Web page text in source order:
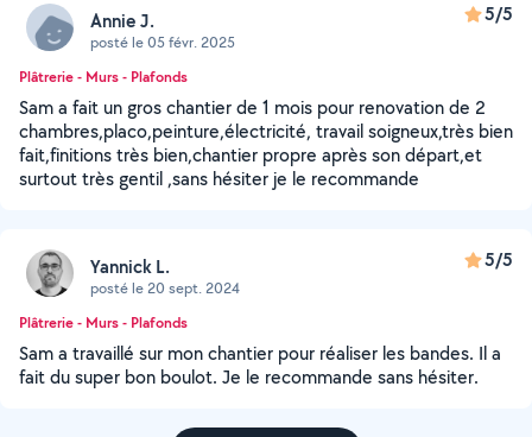
Annie J.
posté le 05 févr. 2025
5/5
Plâtrerie - Murs - Plafonds
Sam a fait un gros chantier de 1 mois pour renovation de 2
chambres,placo,peinture,électricité, travail soigneux,très bien
fait,finitions très bien,chantier propre après son départ,et
surtout très gentil ,sans hésiter je le recommande
Yannick L.
posté le 20 sept. 2024
5/5
Plâtrerie - Murs - Plafonds
Sam a travaillé sur mon chantier pour réaliser les bandes. Il a
fait du super bon boulot. Je le recommande sans hésiter.